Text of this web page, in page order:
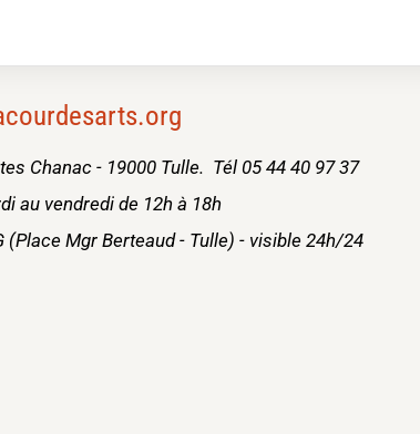
Chanac - 19000 Tulle. Tél 05 44 40 97 37
au vendredi de 12h à 18h
(Place Mgr Berteaud - Tulle) - visible 24h/24